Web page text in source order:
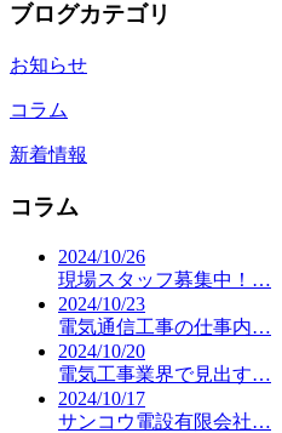
ブログカテゴリ
お知らせ
コラム
新着情報
コラム
2024/10/26
現場スタッフ募集中！…
2024/10/23
電気通信工事の仕事内…
2024/10/20
電気工事業界で見出す…
2024/10/17
サンコウ電設有限会社…